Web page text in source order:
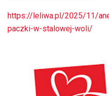
https://leliwa.pl/2025/11/
paczki-w-stalowej-woli/